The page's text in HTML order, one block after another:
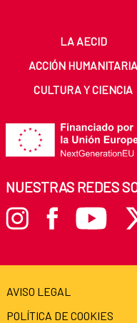
LA AECID
ACCIÓN HUMANITARIA
CULTURA Y CIENCIA
NUESTRAS REDES
AVISO LEGAL
POLÍTICA DE COOKIES